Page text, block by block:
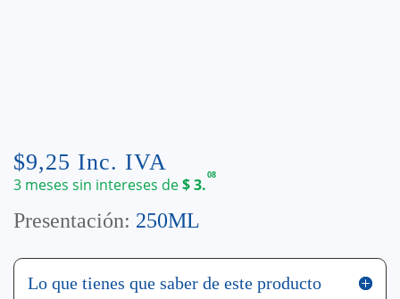
$9,25 Inc. IVA
3 meses sin intereses de$3.08
Presentación: 250ML
Lo que tienes que saber de este producto